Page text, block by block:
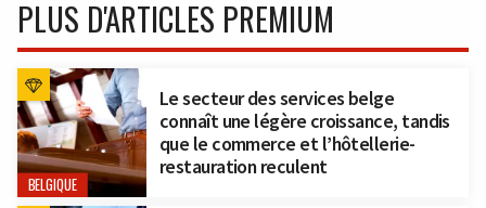
PLUS D'ARTICLES PREMIUM
BELGIQUE
Le secteur des services belge
connaît une légère croissance, tandis
que le commerce et l’hôtellerie-
restauration reculent